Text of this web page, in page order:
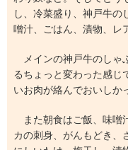
し、冷菜盛り、神戸牛の
噌汁、ごはん、漬物、レ
メインの神戸牛のしゃ
るちょっと変わった感じ
いお肉が絡んでおいしか
また朝食はご飯、味噌
カの刺身、がんもどき、